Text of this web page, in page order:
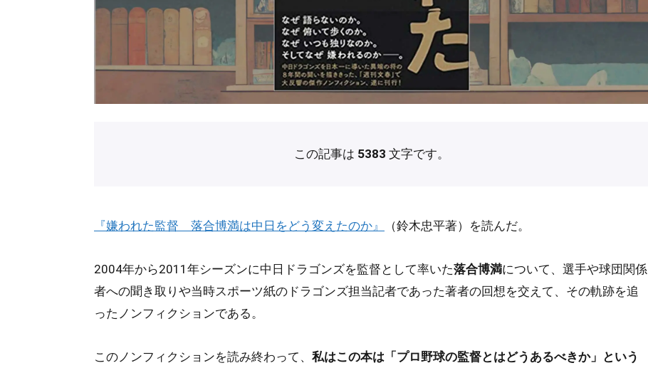
この記事は 5383 文字です。
『嫌われた監督 落合博満は中日をどう変えたのか』 （鈴木忠平著）を読んだ。
2004年から2011年シーズンに中日ドラゴンズを監督として率いた落合博満について、選手や球団関係
者への聞き取りや当時スポーツ紙のドラゴンズ担当記者であった著者の回想を交えて、その軌跡を追
ったノンフィクションである。
このノンフィクションを読み終わって、 私はこの本は「プロ野球の監督とはどうあるべきか」という